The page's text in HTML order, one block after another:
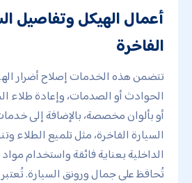
أعمال الهيكل وتفاصيل
الفاخرة
تتضمن هذه الخدمات إصلاح أضرار
الحوادث أو الصدمات، وإعادة طلاء
أو بألوان مخصصة، بالإضافة إلى
السيارة الفاخرة، مثل تلميع الطلاء
الداخلية بعناية فائقة واستخدام
تُحافظ على جمال ورونق السيارة.